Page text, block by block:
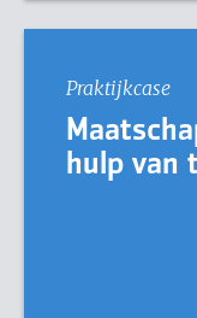
Praktijkcase
hulp van